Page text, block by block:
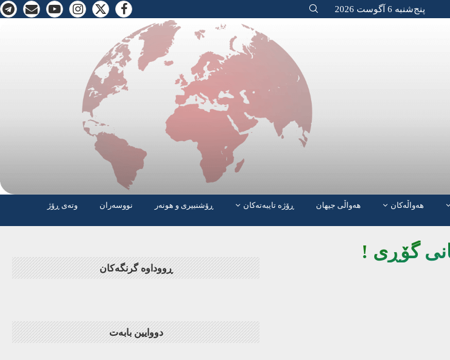
پنج‌شنبه 6 آگوست 2026
هەواڵەکان هەواڵی جیهان ڕۆژە تایبەتەکان ڕۆشنبیری و هونەر نووسەران
وتەی ڕۆژ
ڕووداوە گرنگەکان
دووایین بابەت